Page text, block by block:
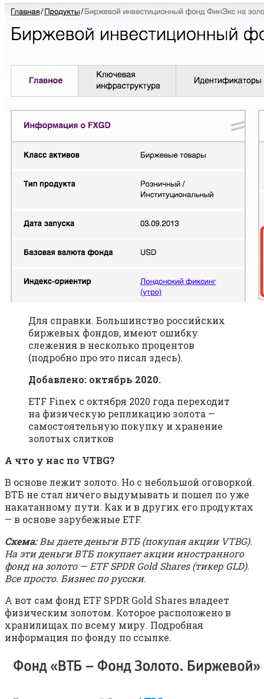
Для справки. Большинство российских
биржевых фондов, имеют ошибку
слежения в несколько процентов
(подробно про это писал здесь).
Добавлено: октябрь 2020.
ETF Finex с октября 2020 года переходит
на физическую репликацию золота —
самостоятельную покупку и хранение
золотых слитков
А что у нас по VTBG?
В основе лежит золото. Но с небольшой оговоркой.
ВТБ не стал ничего выдумывать и пошел по уже
накатанному пути. Как и в других его продуктах
— в основе зарубежные ETF.
Схема:Вы даете деньги ВТБ (покупая акции VTBG).
На эти деньги ВТБ покупает акции иностранного
фонд на золото — ETF SPDR Gold Shares (тикер GLD).
Все просто. Бизнес по русски.
А вот сам фонд ETF SPDR Gold Shares владеет
физическим золотом. Которое расположено в
хранилищах по всему миру. Подробная
информация по фонду по ссылке.